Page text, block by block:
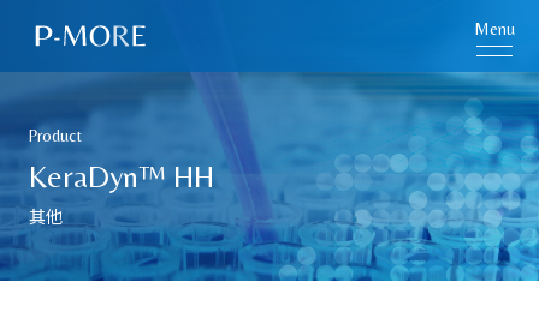
Menu
Product
KeraDyn™ HH
其他